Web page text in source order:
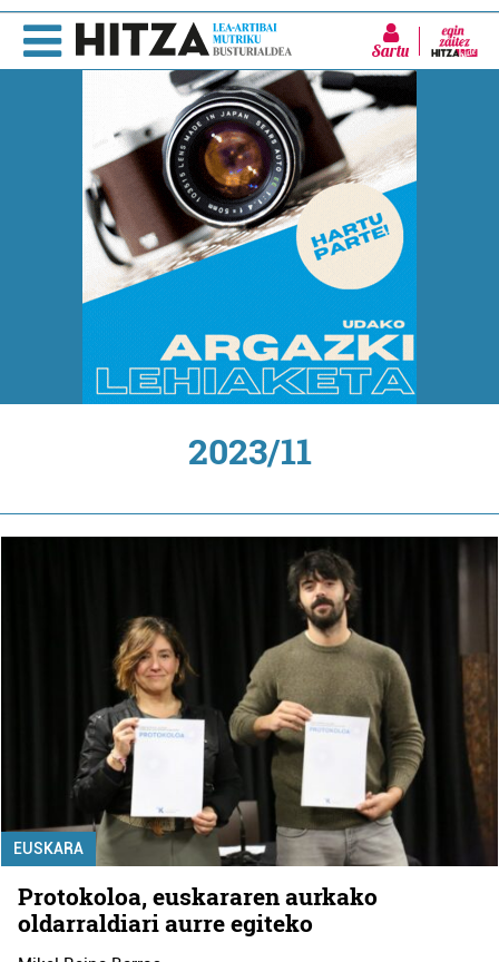
Sartu
2023/11
EUSKARA
Protokoloa, euskararen aurkako
oldarraldiari aurre egiteko